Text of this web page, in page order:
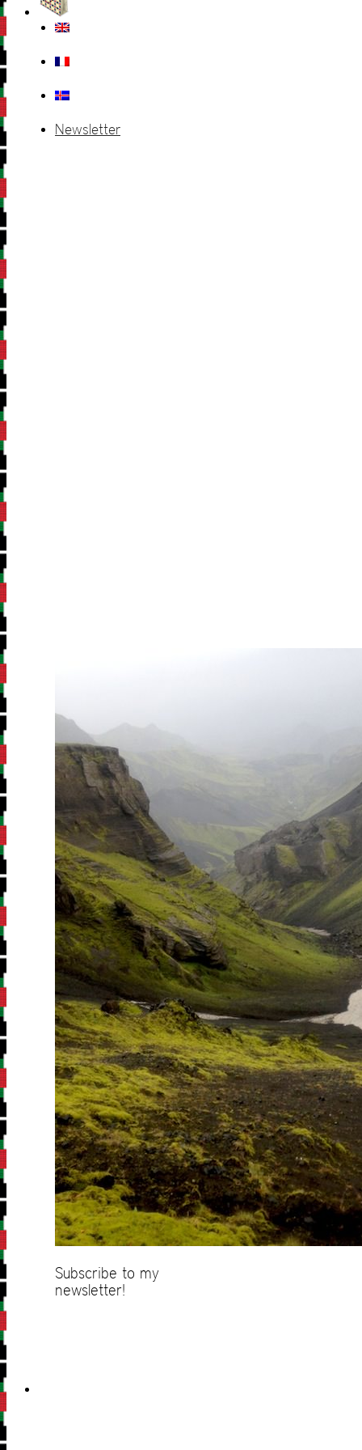
Newsletter
Subscribe to my
newsletter!